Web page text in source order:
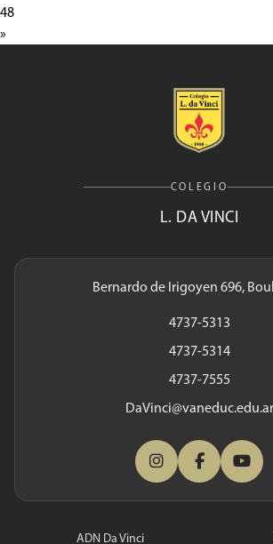
48
»
COLEGIO
L. DA VINCI
Bernardo de Irigoyen 696,
4737-5313
4737-5314
4737-7555
DaVinci@vaneduc.edu.ar
ADN Da Vinci